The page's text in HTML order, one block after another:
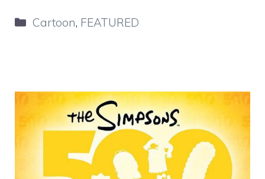
Categorie
Cartoon, FEATURED